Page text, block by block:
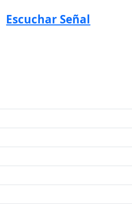
Escuchar Señal